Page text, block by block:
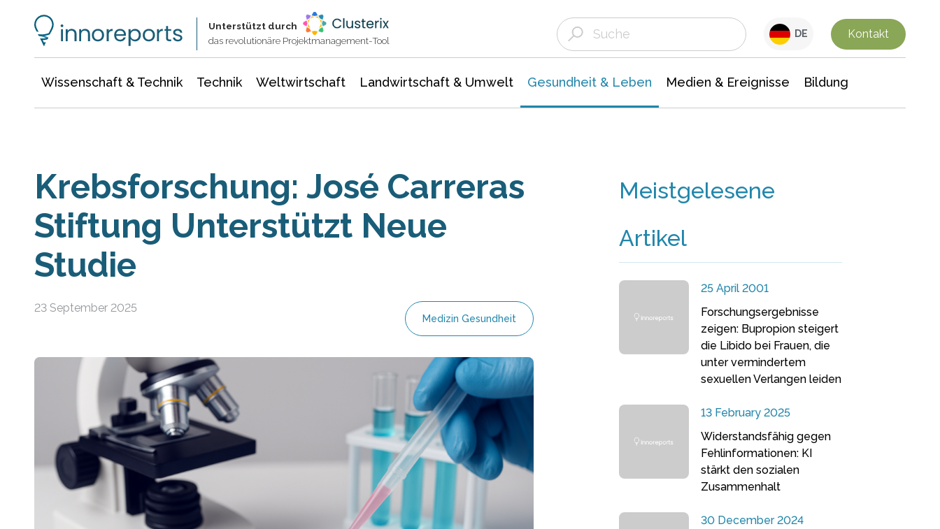
Unterstützt durch
das revolutionäre Projektmanagement-Tool
DE Kontakt
Wissenschaft & Technik Technik Weltwirtschaft Landwirtschaft & Umwelt Gesundheit & Leben Medien & Ereignisse Bildung
Krebsforschung: José Carreras
Stiftung Unterstützt Neue
Studie
23 September 2025
Medizin Gesundheit
Meistgelesene
Artikel
25 April 2001
Forschungsergebnisse
zeigen: Bupropion steigert
die Libido bei Frauen, die
unter vermindertem
sexuellen Verlangen leiden
13 February 2025
Widerstandsfähig gegen
Fehlinformationen: KI
stärkt den sozialen
Zusammenhalt
30 December 2024